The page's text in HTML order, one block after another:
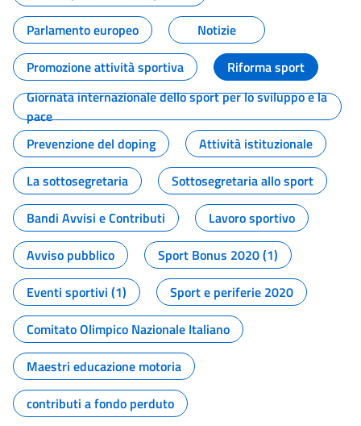
Parlamento europeo
Notizie
Promozione attività sportiva
Riforma sport
Giornata internazionale dello sport per lo sviluppo e la
pace
Prevenzione del doping
Attività istituzionale
La sottosegretaria
Sottosegretaria allo sport
Bandi Avvisi e Contributi
Lavoro sportivo
Avviso pubblico
Sport Bonus 2020 (1)
Eventi sportivi (1)
Sport e periferie 2020
Comitato Olimpico Nazionale Italiano
Maestri educazione motoria
contributi a fondo perduto